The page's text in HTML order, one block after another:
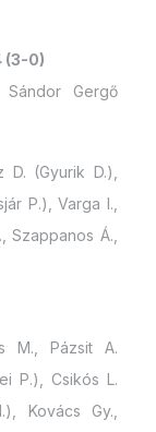
(3-0)
Gergő
(Gyurik D.),
P.), Varga I.,
Szappanos Á.,
M., Pázsit A.
P.), Csikós L.
Kovács Gy.,